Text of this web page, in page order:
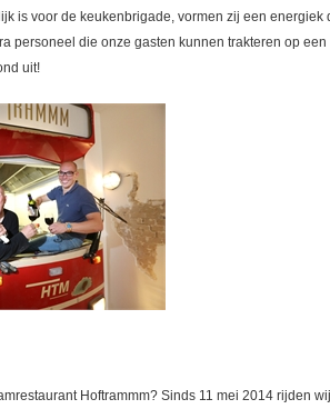
is voor de keukenbrigade, vormen zij een energiek
personeel die onze gasten kunnen trakteren op
uit!
Hoftrammm? Sinds 11 mei 2014 rijden